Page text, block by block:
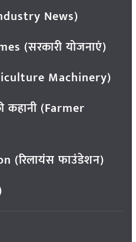
News)
(सरकारी योजनाएं)
Machinery)
कहानी (Farmer
(रिलायंस फाउंडेशन)